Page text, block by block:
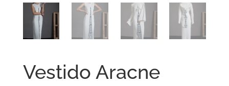
Vestido Aracne